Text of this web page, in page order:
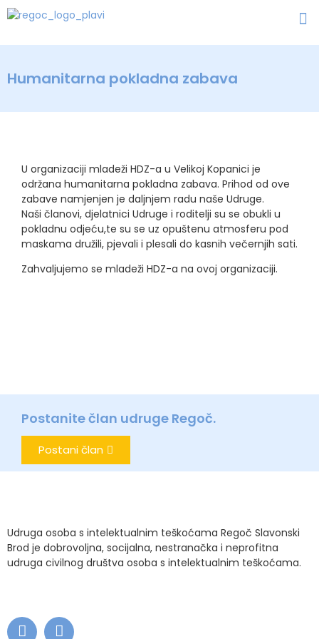
Humanitarna pokladna zabava
U organizaciji mladeži HDZ-a u Velikoj Kopanici je
održana humanitarna pokladna zabava. Prihod od ove
zabave namjenjen je daljnjem radu naše Udruge.
Naši članovi, djelatnici Udruge i roditelji su se obukli u
pokladnu odjeću,te su se uz opuštenu atmosferu pod
maskama družili, pjevali i plesali do kasnih večernjih sati.
Zahvaljujemo se mladeži HDZ-a na ovoj organizaciji.
Postanite član udruge Regoč.
Postani član
Udruga osoba s intelektualnim teškoćama Regoč Slavonski
Brod je dobrovoljna, socijalna, nestranačka i neprofitna
udruga civilnog društva osoba s intelektualnim teškoćama.